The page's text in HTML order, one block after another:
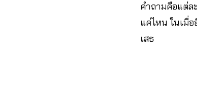
คำถามคือแต่ล
แค่ไหน ในเมื่
เสธ